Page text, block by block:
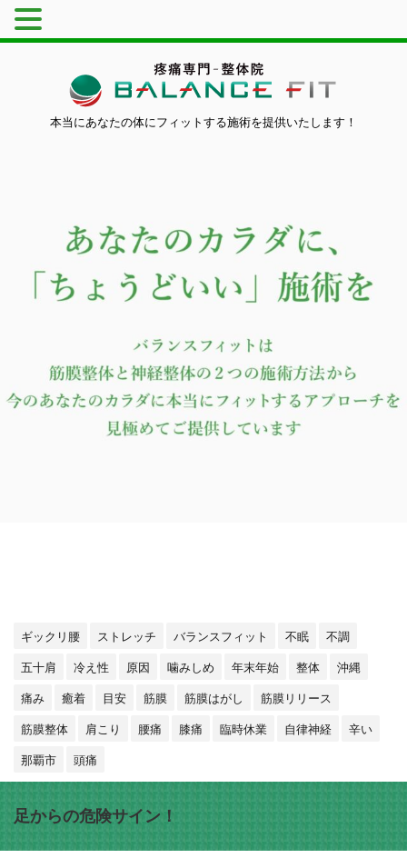
本当にあなたの体にフィットする施術を提供いたします！
ギックリ腰 ストレッチ バランスフィット 不眠
不調
五十肩
冷え性 原因 噛みしめ 年末年始 整体
沖縄
痛み
癒着 目安 筋膜 筋膜はがし
筋膜リリース
筋膜整体
肩こり 腰痛 膝痛 臨時休業 自律神経
辛い
那覇市
頭痛
足からの危険サイン！